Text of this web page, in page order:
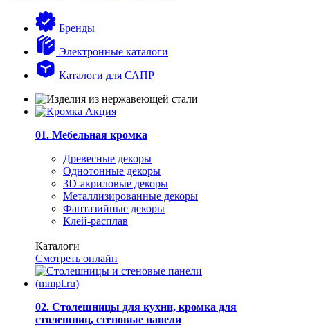
Бренды
Электронные каталоги
Каталоги для САПР
01. Мебельная кромка
Древесные декоры
Однотонные декоры
3D-акриловые декоры
Металлизированные декоры
Фантазийные декоры
Клей-расплав
Каталоги
Смотреть онлайн
02. Столешницы для кухни, кромка для
столешниц, стеновые панели